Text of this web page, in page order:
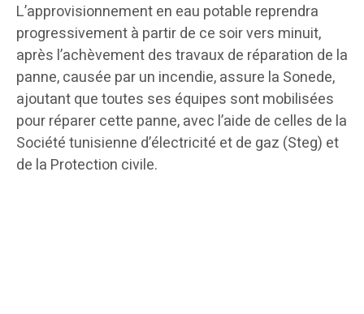
L’approvisionnement en eau potable reprendra
progressivement à partir de ce soir vers minuit,
après l’achèvement des travaux de réparation de la
panne, causée par un incendie, assure la Sonede,
ajoutant que toutes ses équipes sont mobilisées
pour réparer cette panne, avec l’aide de celles de la
Société tunisienne d’électricité et de gaz (Steg) et
de la Protection civile.